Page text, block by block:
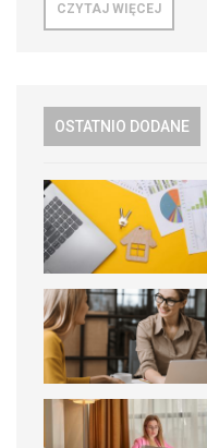
CZYTAJ WIĘCEJ
OSTATNIO DODANE